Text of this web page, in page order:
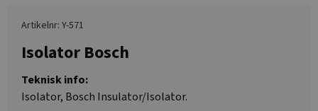
Artikelnr: Y-571
Isolator Bosch
Teknisk info:
Isolator, Bosch Insulator/Isolator.